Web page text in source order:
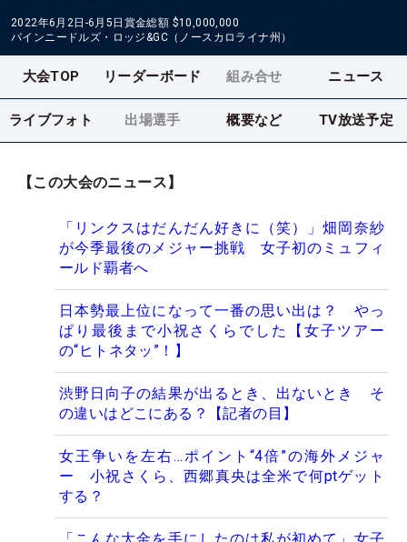
2022年6月2日-6月5日 賞金総額 $10,000,000
パインニードルズ・ロッジ&GC（ノースカロライナ州）
大会TOP リーダーボード 組み合せ ニュース
ライブフォト 出場選手 概要など TV放送予定
【この大会のニュース】
「リンクスはだんだん好きに（笑）」畑岡奈紗
が今季最後のメジャー挑戦 女子初のミュフィ
ールド覇者へ
日本勢最上位になって一番の思い出は？ やっ
ぱり最後まで小祝さくらでした【女子ツアー
の“ヒトネタッ”！】
渋野日向子の結果が出るとき、出ないとき そ
の違いはどこにある？【記者の目】
女王争いを左右…ポイント“4倍”の海外メジャ
ー 小祝さくら、西郷真央は全米で何ptゲット
する？